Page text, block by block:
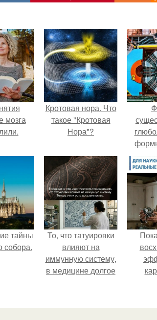
мозга
Кротовая нора. Что
такое "Кротовая
Нора"?
тайны
собора.
То, что татуировки
влияют на
иммунную систему,
в медицине долгое
лишь как гипотеза.